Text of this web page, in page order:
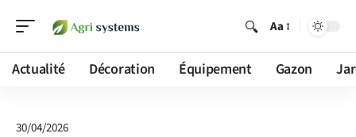
Aa
Actualité Décoration Équipement Gazon
30/04/2026